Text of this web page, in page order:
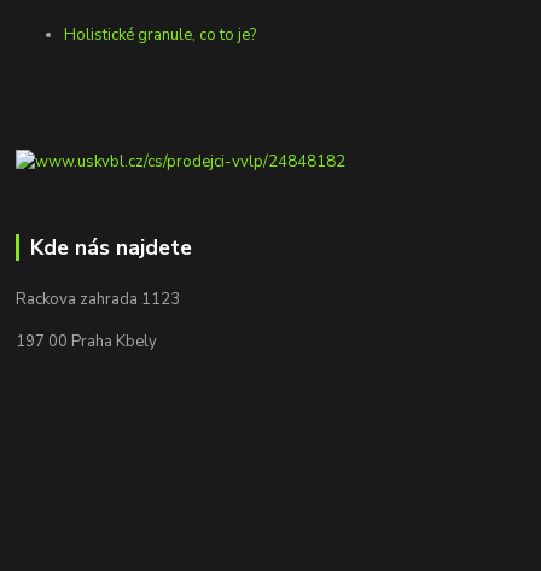
Holistické granule, co to je?
Kde nás najdete
Rackova zahrada 1123
197 00 Praha Kbely